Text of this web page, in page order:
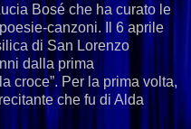
Bosé che ha curato le
canzoni. Il 6 aprile
di San Lorenzo
dalla prima
croce”. Per la prima volta,
che fu di Alda